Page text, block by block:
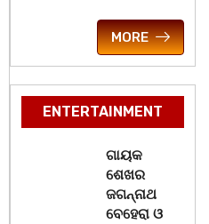
MORE
ENTERTAINMENT
ଗାୟକ
ଶେଖର
ଜଗନ୍ନାଥ
ବେହେରା ଓ